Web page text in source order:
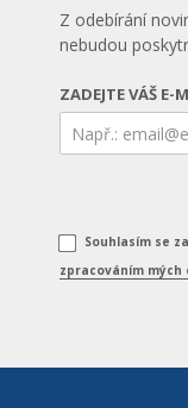
Z odebírání
nebudou
ZADEJTE VÁŠ E-
Souhlasím se
zpracováním